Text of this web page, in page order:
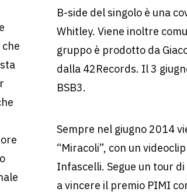
B-side del singolo è una
Whitley. Viene inoltre
gruppo è prodotto da
dalla 42Records. Il 3
BSB3.
Sempre nel giugno 2014
“Miracoli”, con un
Infascelli. Segue un tour
a vincere il premio PIMI